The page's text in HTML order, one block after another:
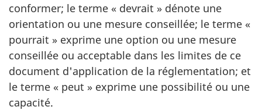
conformer; le terme « devrait » dénote une
orientation ou une mesure conseillée; le terme «
pourrait » exprime une option ou une mesure
conseillée ou acceptable dans les limites de ce
document d'application de la réglementation; et
le terme « peut » exprime une possibilité ou une
capacité.